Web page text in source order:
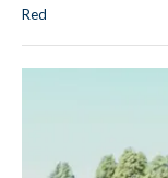
Red